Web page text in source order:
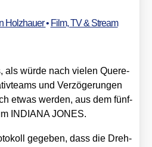
Holzhauer• Film, TV & Stream
als wür­de nach vie­len Que­re­
und Ver­zö­ge­run­gen
etwas wer­den, aus dem fünf­
INDIANA JONES.
gege­ben, dass die Dreh­